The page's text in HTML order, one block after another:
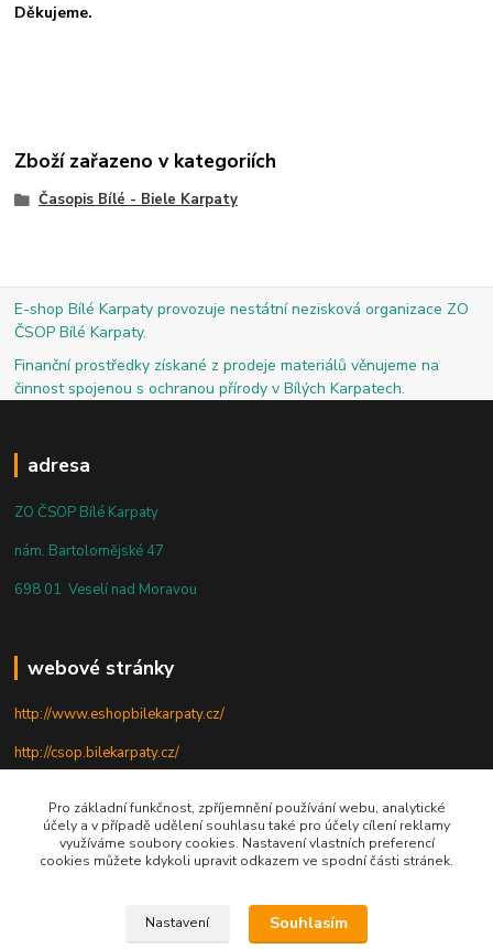
Děkujeme.
Zboží zařazeno v kategoriích
Časopis Bílé - Biele Karpaty
E-shop Bílé Karpaty provozuje nestátní nezisková organizace ZO
ČSOP Bílé Karpaty.
Finanční prostředky získané z prodeje materiálů věnujeme na
činnost spojenou s ochranou přírody v Bílých Karpatech.
adresa
ZO ČSOP Bílé Karpaty
nám. Bartolomějské 47
698 01 Veselí nad Moravou
webové stránky
http://www.eshopbilekarpaty.cz/
http://csop.bilekarpaty.cz/
telefon
Pro základní funkčnost, zpříjemnění používání webu, analytické
účely a v případě udělení souhlasu také pro účely cílení reklamy
využíváme soubory cookies. Nastavení vlastních preferencí
cookies můžete kdykoli upravit odkazem ve spodní části stránek.
Nastavení Souhlasím